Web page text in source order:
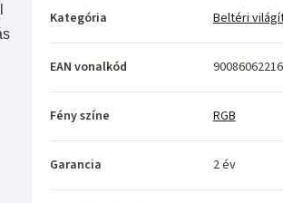
Kategória Beltéri
EAN vonalkód
Fény színe RGB
Garancia 2 év